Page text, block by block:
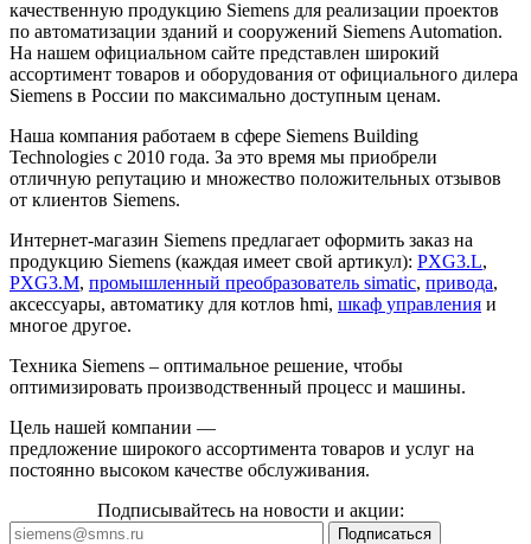
качественную продукцию Siemens для реализации проектов
по автоматизации зданий и сооружений Siemens Automation.
На нашем официальном сайте представлен широкий
ассортимент товаров и оборудования от официального дилера
Siemens в России по максимально доступным ценам.
Наша компания работаем в сфере Siemens Building
Technologies с 2010 года. За это время мы приобрели
отличную репутацию и множество положительных отзывов
от клиентов Siemens.
Интернет-магазин Siemens предлагает оформить заказ на
продукцию Siemens (каждая имеет свой артикул): PXG3.L,
PXG3.M, промышленный преобразователь simatic, привода,
аксессуары, автоматику для котлов hmi, шкаф управления и
многое другое.
Техника Siemens – оптимальное решение, чтобы
оптимизировать производственный процесс и машины.
Цель нашей компании —
предложение широкого ассортимента товаров и услуг на
постоянно высоком качестве обслуживания.
Подписывайтесь на новости и акции: